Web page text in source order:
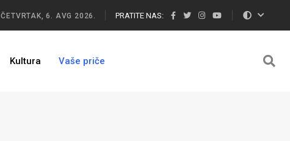
ČETVRTAK, 6. AVG 2026. PRATITE NAS:
Kultura Vaše priče